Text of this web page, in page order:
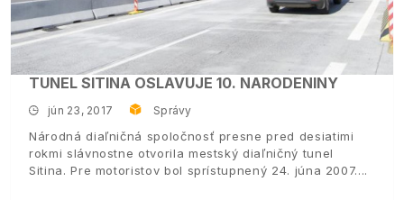
TUNEL SITINA OSLAVUJE 10. NARODENINY
jún 23, 2017 Správy
Národná diaľničná spoločnosť presne pred desiatimi
rokmi slávnostne otvorila mestský diaľničný tunel
Sitina. Pre motoristov bol sprístupnený 24. júna 2007.